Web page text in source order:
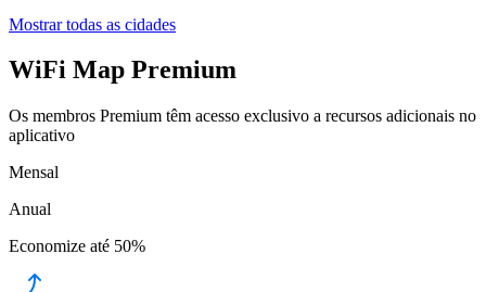
Mostrar todas as cidades
WiFi Map Premium
Os membros Premium têm acesso exclusivo a recursos adicionais no
aplicativo
Mensal
Anual
Economize até 50%